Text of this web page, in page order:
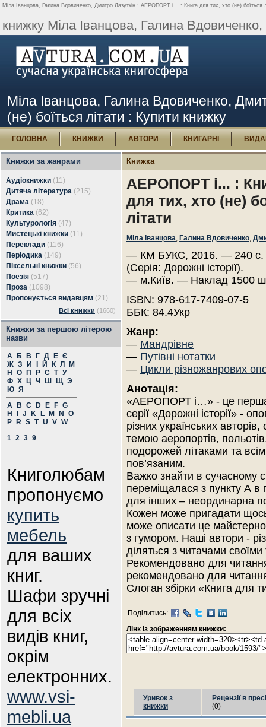
Міла Іванцова, Галина Вдовиченко, Дмитро Лазуткін : АЕРОПОРТ і... : Книга для тих, хто (не) боїться
книжку Міла Іванцова, Галина
Міла Іванцова, Галина Вдовиченко,
(не) боїться літати : Купити книжку
ГОЛОВНА КНИЖКИ АВТОРИ КНИГАРНІ
Книжки за жанрами
Аудіокнижки (11)
Дитяча література (215)
Драма (18)
Критика (62)
Культурологія (47)
Мистецькі книжки (11)
Переклади (116)
Періодика (149)
Піксельні книжки (56)
Поезія (517)
Проза (1098)
Пропонується видавцям (21)
Всі книжки (1660)
Книжки за першою літерою
назви
А Б В Г Д Е Є
Ж З И Й К Л
М
Н
О П Р С Т У
Ф Х Ц Ч Ш Щ Э
Ю Я
A
B C D E F G
H
J K L M N
O
P
R S T U V W
1 2 3 9
Книголюбам
пропонуємо
купить
мебель
для ваших
книг.
Шафи зручні
для всіх
видів книг,
окрім
електронних.
www.vsi-
mebli.ua
Книжка
АЕРОПОРТ і... :
для тих, хто (не)
літати
Міла Іванцова, Галина Вдовиченко,
— КМ БУКС, 2016. — 240
(Серія: Дорожні історії).
— м.Київ. — Наклад 1500
ISBN: 978-617-7409-07-5
ББК: 84.4Укр
Жанр:
— Мандрівне
— Путівні нотатки
— Цикли різножанрових
Анотація:
«АЕРОПОРТ і…» - це перша
серії «Дорожні історії» -
різних українських авторів,
темою аеропортів,
подорожей літаками та
пов’язаним.
Важко знайти в сучасному
переміщалася з пункту А в
для інших – неординарна
Кожен може пригадати
може описати це
з гумором. Наші автори -
діляться з читачами
Рекомендовано для
рекомендовано для
Слоган збірки «Книга для
Поділитись:
Лінк із зображенням книжки:
Уривок з
книжки
Рецензії в пресі
(0)